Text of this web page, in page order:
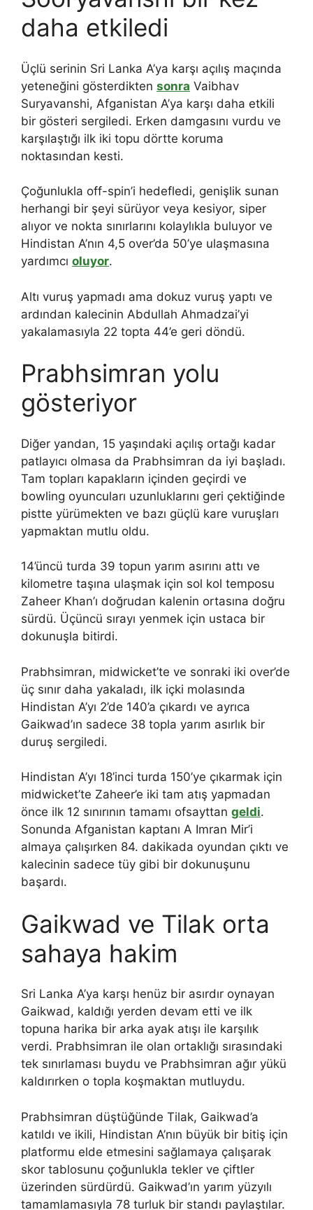
daha etkiledi
Üçlü serinin Sri Lanka A’ya karşı açılış maçında
yeteneğini gösterdikten sonra Vaibhav
Suryavanshi, Afganistan A’ya karşı daha etkili
bir gösteri sergiledi. Erken damgasını vurdu ve
karşılaştığı ilk iki topu dörtte koruma
noktasından kesti.
Çoğunlukla off-spin’i hedefledi, genişlik sunan
herhangi bir şeyi sürüyor veya kesiyor, siper
alıyor ve nokta sınırlarını kolaylıkla buluyor ve
Hindistan A’nın 4,5 over’da 50’ye ulaşmasına
yardımcı oluyor.
Altı vuruş yapmadı ama dokuz vuruş yaptı ve
ardından kalecinin Abdullah Ahmadzai’yi
yakalamasıyla 22 topta 44’e geri döndü.
Prabhsimran yolu
gösteriyor
Diğer yandan, 15 yaşındaki açılış ortağı kadar
patlayıcı olmasa da Prabhsimran da iyi başladı.
Tam topları kapakların içinden geçirdi ve
bowling oyuncuları uzunluklarını geri çektiğinde
pistte yürümekten ve bazı güçlü kare vuruşları
yapmaktan mutlu oldu.
14’üncü turda 39 topun yarım asırını attı ve
kilometre taşına ulaşmak için sol kol temposu
Zaheer Khan’ı doğrudan kalenin ortasına doğru
sürdü. Üçüncü sırayı yenmek için ustaca bir
dokunuşla bitirdi.
Prabhsimran, midwicket’te ve sonraki iki over’de
üç sınır daha yakaladı, ilk içki molasında
Hindistan A’yı 2’de 140’a çıkardı ve ayrıca
Gaikwad’ın sadece 38 topla yarım asırlık bir
duruş sergiledi.
Hindistan A’yı 18’inci turda 150’ye çıkarmak için
midwicket’te Zaheer’e iki tam atış yapmadan
önce ilk 12 sınırının tamamı ofsayttan geldi.
Sonunda Afganistan kaptanı A Imran Mir’i
almaya çalışırken 84. dakikada oyundan çıktı ve
kalecinin sadece tüy gibi bir dokunuşunu
başardı.
Gaikwad ve Tilak orta
sahaya hakim
Sri Lanka A’ya karşı henüz bir asırdır oynayan
Gaikwad, kaldığı yerden devam etti ve ilk
topuna harika bir arka ayak atışı ile karşılık
verdi. Prabhsimran ile olan ortaklığı sırasındaki
tek sınırlaması buydu ve Prabhsimran ağır yükü
kaldırırken o topla koşmaktan mutluydu.
Prabhsimran düştüğünde Tilak, Gaikwad’a
katıldı ve ikili, Hindistan A’nın büyük bir bitiş için
platformu elde etmesini sağlamaya çalışarak
skor tablosunu çoğunlukla tekler ve çiftler
üzerinden sürdürdü. Gaikwad’ın yarım yüzyılı
tamamlamasıyla 78 turluk bir standı paylaştılar.